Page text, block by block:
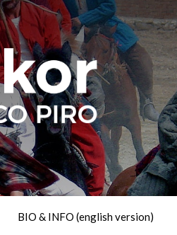
BIO & INFO (english version)